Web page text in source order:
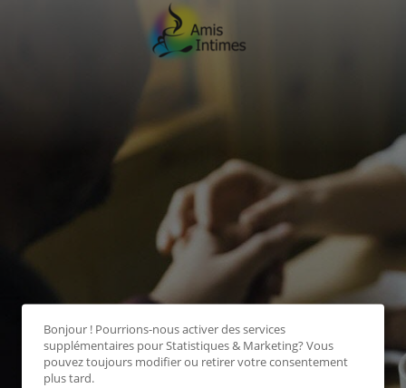
Bonjour ! Pourrions-nous activer des services
supplémentaires pourStatistiques & Marketing? Vous
pouvez toujours modifier ou retirer votre consentement
plus tard.